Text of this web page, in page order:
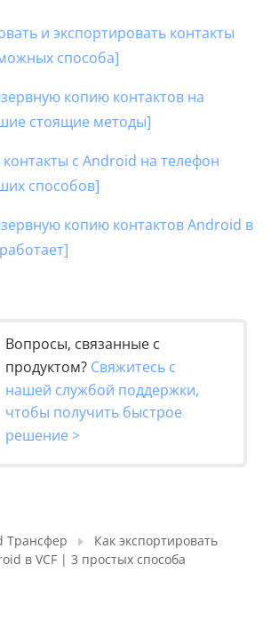
и экспортировать контакты
способа]
копию контактов на
стоящие методы]
с Android на телефон
способов]
копию контактов Android в
Вопросы, связанные с
продуктом? Свяжитесь с
нашей службой поддержки,
чтобы получить быстрое
решение >
Трансфер
Как экспортировать
в VCF | 3 простых способа